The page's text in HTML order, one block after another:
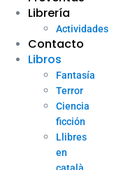
Librería
Actividades
Contacto
Libros
Fantasía
Terror
Ciencia
ficción
Llibres
en